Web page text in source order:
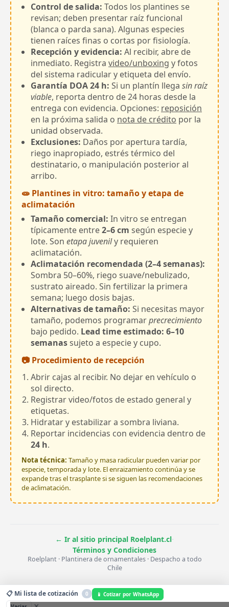
Control de salida: Todos los plantines se
revisan; deben presentar raíz funcional
(blanca o parda sana). Algunas especies
tienen raíces finas o cortas por fisiología.
Recepción y evidencia: Al recibir, abre de
inmediato. Registra video/unboxing y fotos
del sistema radicular y etiqueta del envío.
Garantía DOA 24 h: Si un plantín llega sin raíz
viable, reporta dentro de 24 horas desde la
entrega con evidencia. Opciones: reposición
en la próxima salida o nota de crédito por la
unidad observada.
Exclusiones: Daños por apertura tardía,
riego inapropiado, estrés térmico del
destinatario, o manipulación posterior al
arribo.
🧫 Plantines in vitro: tamaño y etapa de
aclimatación
Tamaño comercial: In vitro se entregan
típicamente entre2–6 cm según especie y
lote. Son etapa juvenily requieren
aclimatación.
Aclimatación recomendada (2–4 semanas):
Sombra 50–60%, riego suave/nebulizado,
sustrato aireado. Sin fertilizar la primera
semana; luego dosis bajas.
Alternativas de tamaño: Si necesitas mayor
tamaño, podemos programarprecrecimiento
bajo pedido. Lead time estimado: 6–10
semanassujeto a especie y cupo.
📷 Procedimiento de recepción
Abrir cajas al recibir. No dejar en vehículo o
sol directo.
Registrar video/fotos de estado general y
etiquetas.
Hidratar y estabilizar a sombra liviana.
Reportar incidencias con evidencia dentro de
24 h.
Nota técnica: Tamaño y masa radicular pueden variar por
especie, temporada y lote. El enraizamiento continúa y se
expande tras el trasplante si se siguen las recomendaciones
de aclimatación.
← Ir al sitio principal Roelplant.cl·
Términos y Condiciones
Roelplant · Plantinera de ornamentales · Despacho a todo
Chile
📋 Mi lista de cotización 0
📱 Cotizar por WhatsApp